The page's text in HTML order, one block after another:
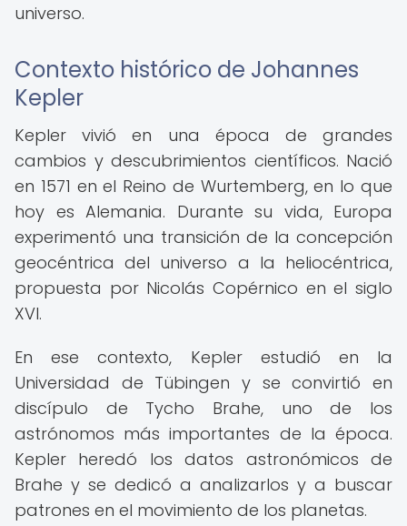
universo.
Contexto histórico de Johannes
Kepler
Kepler vivió en una época de grandes
cambios y descubrimientos científicos. Nació
en 1571 en el Reino de Wurtemberg, en lo que
hoy es Alemania. Durante su vida, Europa
experimentó una transición de la concepción
geocéntrica del universo a la heliocéntrica,
propuesta por Nicolás Copérnico en el siglo
XVI.
En ese contexto, Kepler estudió en la
Universidad de Tübingen y se convirtió en
discípulo de Tycho Brahe, uno de los
astrónomos más importantes de la época.
Kepler heredó los datos astronómicos de
Brahe y se dedicó a analizarlos y a buscar
patrones en el movimiento de los planetas.